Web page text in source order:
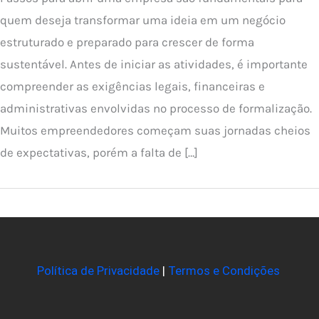
quem deseja transformar uma ideia em um negócio
estruturado e preparado para crescer de forma
sustentável. Antes de iniciar as atividades, é importante
compreender as exigências legais, financeiras e
administrativas envolvidas no processo de formalização.
Muitos empreendedores começam suas jornadas cheios
de expectativas, porém a falta de […]
Política de Privacidade| Termos e Condições